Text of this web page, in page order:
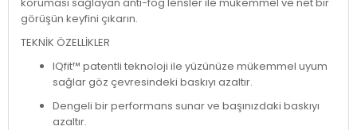
görüşün keyfini çıkarın.
TEKNİK ÖZELLİKLER
IQfit™ patentli teknoloji ile yüzünüze mükemmel uyum
sağlar göz çevresindeki baskıyı azaltır.
Dengeli bir performans sunar ve başınızdaki baskıyı
azaltır.